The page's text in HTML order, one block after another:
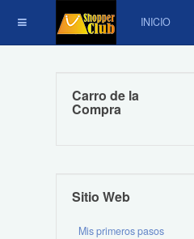
INICIO
Carro de la
Compra
Sitio Web
Mis primeros pasos